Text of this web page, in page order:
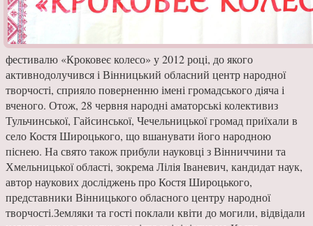
фестивалю «Кроковеє колесо» у 2012 році, до якого
активнодолучився і Вінницький обласний центр народної
творчості, сприяло поверненню імені громадського діяча і
вченого. Отож, 28 червня народні аматорські колективиз
Тульчинської, Гайсинської, Чечельницької громад приїхали в
село Костя Широцького, що вшанувати його народною
піснею. На свято також прибули науковці з Вінниччини та
Хмельницької області, зокрема Лілія Іваневич, кандидат наук,
автор наукових досліджень про Костя Широцького,
представники Вінницького обласного центру народної
творчості.Земляки та гості поклали квіти до могили, відвідали